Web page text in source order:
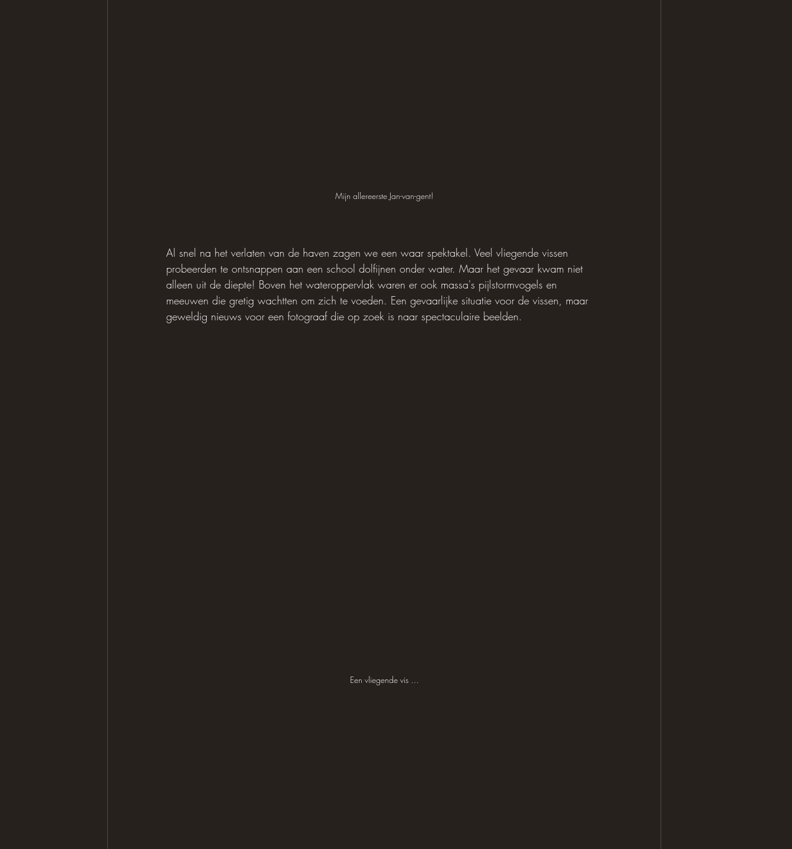
Mijn allereerste Jan-van-gent!
Al snel na het verlaten van de haven zagen we een waar spektakel. Veel vliegende vissen
probeerden te ontsnappen aan een school dolfijnen onder water. Maar het gevaar kwam niet
alleen uit de diepte! Boven het wateroppervlak waren er ook massa's pijlstormvogels en
meeuwen die gretig wachtten om zich te voeden. Een gevaarlijke situatie voor de vissen, maar
geweldig nieuws voor een fotograaf die op zoek is naar spectaculaire beelden.
Een vliegende vis …